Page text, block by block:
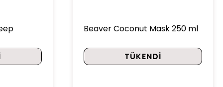
Beaver Coconut Mask 250 ml
TÜKENDI